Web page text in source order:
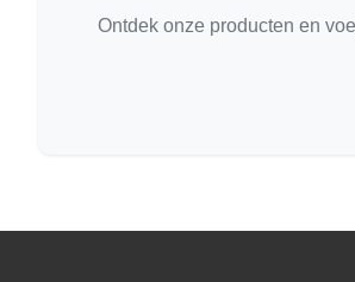
Ontdek onze producten en